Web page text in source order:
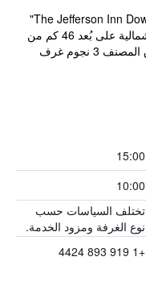
يتميز مكان إقامة "The Jefferson Inn Downtown Southern Pines"
ببار ويقع في سوثيرن باينس في كارولاينا الشمالية على بُعد 46 كم من
قاعدة فورت براغ العسكرية. لدى هذا الفندق المصنف 3 نجوم غرف
15:00
10:00
تختلف السياسات حسب
نوع الغرفة ومزود الخدمة.
+1 919 893 4424